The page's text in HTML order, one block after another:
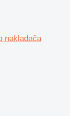
nakladača